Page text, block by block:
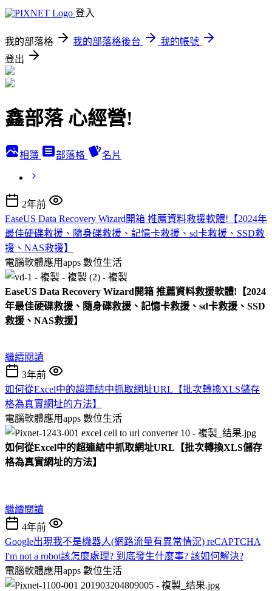
登入
我的部落格 我的部落格後台
我的帳號
登出
鑫部落 心經營!
相簿 部落格 名片
2年前
EaseUS Data Recovery Wizard開箱 推薦資料救援軟體!【2024年
最佳硬碟救援、隨身碟救援、記憶卡救援、sd卡救援、SSD救
援、NAS救援】
電腦軟體應用apps 數位生活
EaseUS Data Recovery Wizard開箱 推薦資料救援軟體!【2024
年最佳硬碟救援、隨身碟救援、記憶卡救援、sd卡救援、SSD
救援、NAS救援】
繼續閱讀
3年前
如何從Excel中的超連結中抓取網址URL【批次轉換XLS儲存
格為真實網址的方法】
電腦軟體應用apps 數位生活
如何從Excel中的超連結中抓取網址URL【批次轉換XLS儲存
格為真實網址的方法】
繼續閱讀
4年前
Google出現我不是機器人(網路流量有異常情況) reCAPTCHA
I'm not a robot該怎麼處理? 到底發生什麼事? 該如何解決?
電腦軟體應用apps 數位生活